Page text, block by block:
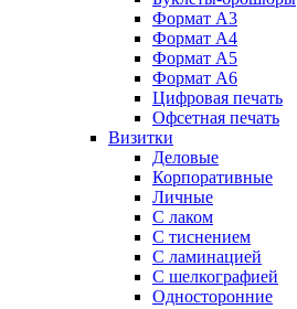
Формат А3
Формат А4
Формат А5
Формат А6
Цифровая печать
Офсетная печать
Визитки
Деловые
Корпоративные
Личные
С лаком
C тиснением
С ламинацией
С шелкографией
Односторонние